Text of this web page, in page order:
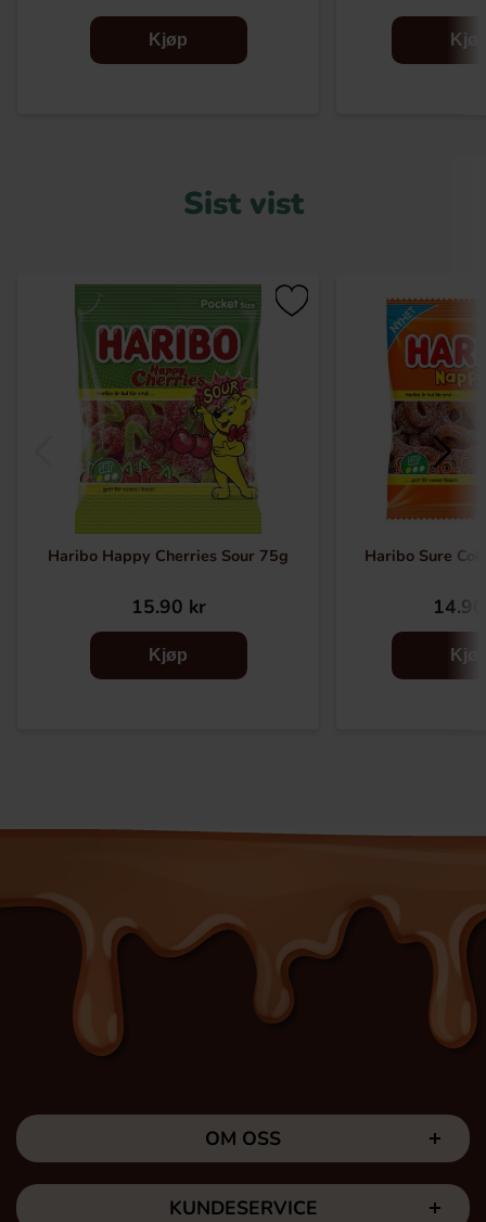
Kjøp
Sist vist
Haribo Happy Cherries Sour 75g
15.90 kr
Kjøp
Haribo Sure
OM OSS
KUNDESERVICE